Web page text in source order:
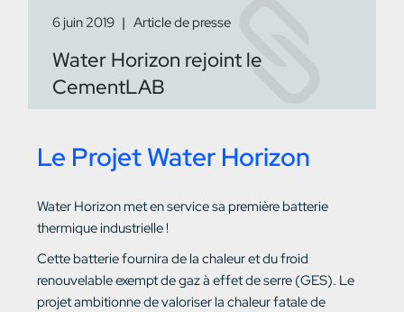
6 juin 2019 Article de presse
Water Horizon rejoint le
CementLAB
Le Projet Water Horizon
Water Horizon met en service sa première batterie
thermique industrielle !
Cette batterie fournira de la chaleur et du froid
renouvelable exempt de gaz à effet de serre (GES). Le
projet ambitionne de valoriser la chaleur fatale de